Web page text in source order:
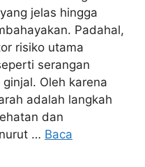
jelas hingga
Padahal,
risiko utama
serangan
Oleh karena
adalah langkah
dan
… Baca